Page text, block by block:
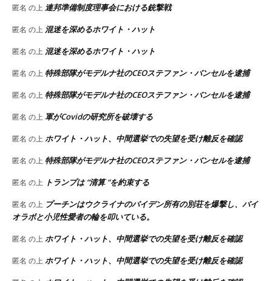
匿名 の上 連邦準備制度理事会における銃撃戦
匿名 の上 混迷を深めるホワイト・ハット
匿名 の上 混迷を深めるホワイト・ハット
匿名 の上 特殊部隊がモデルナ社のCEOステファン・バンセルを逮捕
匿名 の上 特殊部隊がモデルナ社のCEOステファン・バンセルを逮捕
匿名 の上 軍がCovidの研究所を破壊する
匿名 の上 ホワイト・ハット、中間選挙での失望を受け離反を確認
匿名 の上 特殊部隊がモデルナ社のCEOステファン・バンセルを逮捕
匿名 の上 トランプは “清算 “を約束する
匿名 の上 プーチンはウクライナのバイデン所有の別荘を爆撃し、バイ
オラボと小児性愛者の輪を叩いている。
匿名 の上 ホワイト・ハット、中間選挙での失望を受け離反を確認
匿名 の上 ホワイト・ハット、中間選挙での失望を受け離反を確認